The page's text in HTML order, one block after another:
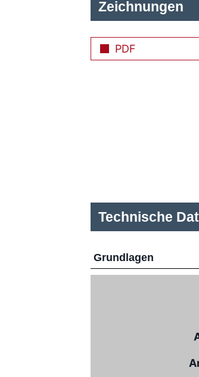
Zeichnungen
PDF
Technische
Grundlagen